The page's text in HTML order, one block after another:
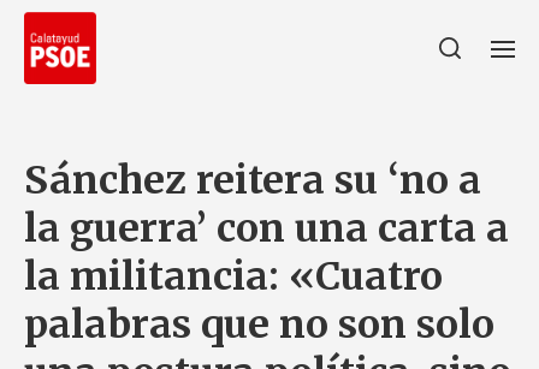
Sánchez reitera su ‘no a
la guerra’ con una carta a
la militancia: «Cuatro
palabras que no son solo